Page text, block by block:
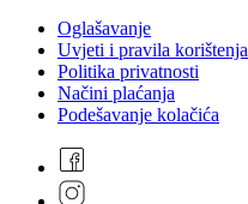
Oglašavanje
Uvjeti i pravila korištenja
Politika privatnosti
Načini plaćanja
Podešavanje kolačića